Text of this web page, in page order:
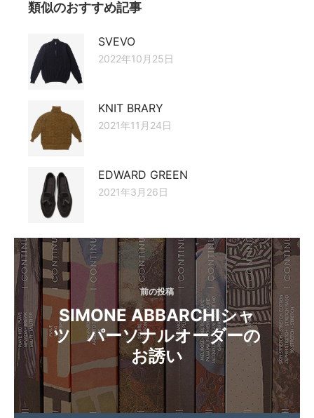
類似のおすすめ記事
SVEVO
2022年10月25日
KNIT BRARY
2021年11月24日
EDWARD GREEN
2021年3月26日
投
稿
ナ
ビ
ゲ
ー
シ
ョ
前の投稿
SIMONE ABBARCHIシャ
ツ パーソナルオーダーの
お誘い